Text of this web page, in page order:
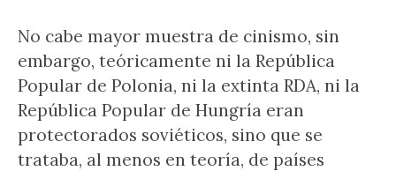
No cabe mayor muestra de cinismo, sin
embargo, teóricamente ni la República
Popular de Polonia, ni la extinta RDA, ni la
República Popular de Hungría eran
protectorados soviéticos, sino que se
trataba, al menos en teoría, de países